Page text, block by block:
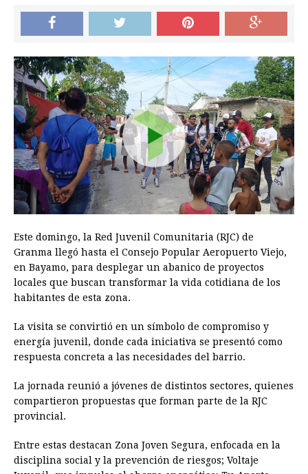
Este domingo, la Red Juvenil Comunitaria (RJC) de
Granma llegó hasta el Consejo Popular Aeropuerto Viejo,
en Bayamo, para desplegar un abanico de proyectos
locales que buscan transformar la vida cotidiana de los
habitantes de esta zona.
La visita se convirtió en un símbolo de compromiso y
energía juvenil, donde cada iniciativa se presentó como
respuesta concreta a las necesidades del barrio.
La jornada reunió a jóvenes de distintos sectores, quienes
compartieron propuestas que forman parte de la RJC
provincial.
Entre estas destacan Zona Joven Segura, enfocada en la
disciplina social y la prevención de riesgos; Voltaje